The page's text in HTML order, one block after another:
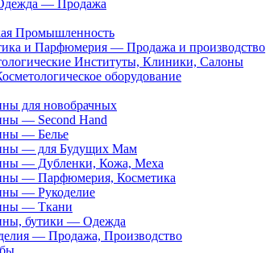
— Продажа
Промышленность
и Парфюмерия — Продажа и производство
Институты, Клиники, Салоны
оборудование
для новобрачных
— Second Hand
— Белье
— для Будущих Мам
— Дубленки, Кожа, Меха
— Парфюмерия, Косметика
— Рукоделие
— Ткани
бутики — Одежда
— Продажа, Производство